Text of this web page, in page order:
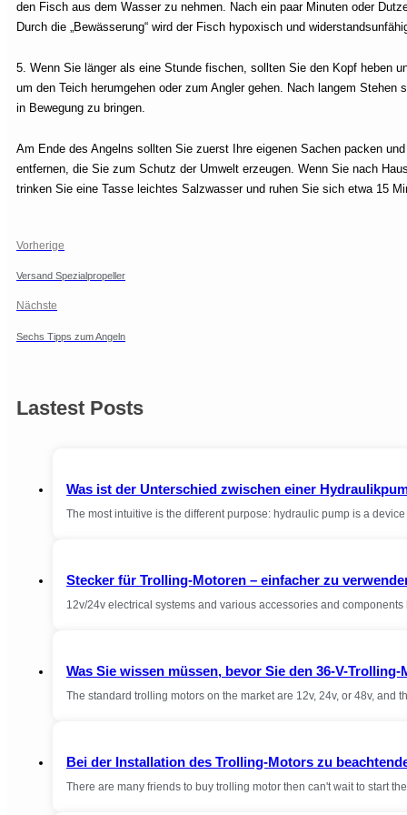
den Fisch aus dem Wasser zu nehmen. Nach ein paar Minuten oder
Durch die „Bewässerung“ wird der Fisch hypoxisch und
5. Wenn Sie länger als eine Stunde fischen, sollten Sie den Kopf heben
um den Teich herumgehen oder zum Angler gehen. Nach langem
in Bewegung zu bringen.
Am Ende des Angelns sollten Sie zuerst Ihre eigenen Sachen packen
entfernen, die Sie zum Schutz der Umwelt erzeugen. Wenn Sie nach
trinken Sie eine Tasse leichtes Salzwasser und ruhen Sie sich etwa 15
Vorherige
Versand Spezialpropeller
Nächste
Sechs Tipps zum Angeln
Lastest Posts
Was ist der Unterschied zwischen einer
The most intuitive is the different purpose: hydraulic pump is a
Stecker für Trolling-Motoren – einfacher zu
12v/24v electrical systems and various accessories and
Was Sie wissen müssen, bevor Sie den 36-V-
The standard trolling motors on the market are 12v, 24v, or 48v, and
Bei der Installation des Trolling-Motors zu
There are many friends to buy trolling motor then can't wait to start